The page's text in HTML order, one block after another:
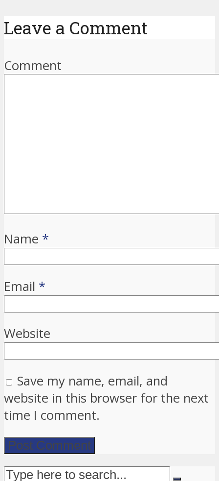
Leave a Comment
Comment
Name *
Email *
Website
Save my name, email, and
website in this browser for the next
time I comment.